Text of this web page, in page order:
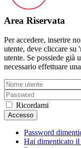
Area Riservata
Per accedere, inserire
utente, deve cliccare su
utente. Se possiede già
necessario effettuare
Ricordami
Accesso
Password
Hai dimenticato il